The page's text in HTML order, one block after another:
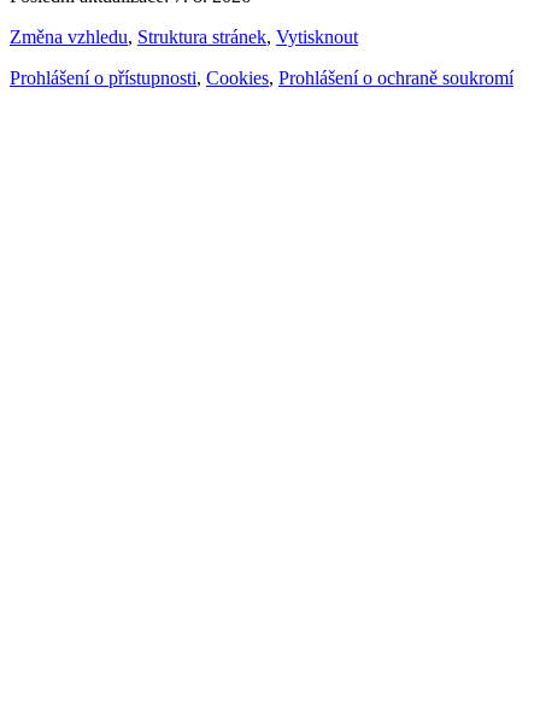
Změna vzhledu, Struktura stránek, Vytisknout
Prohlášení o přístupnosti, Cookies, Prohlášení o ochraně soukromí